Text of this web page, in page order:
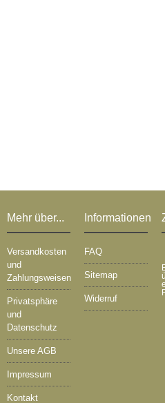
Mehr über...
Versandkosten
und
Zahlungsweisen
Privatsphäre
und
Datenschutz
Unsere AGB
Impressum
Kontakt
Informationen
FAQ
Sitemap
Widerruf